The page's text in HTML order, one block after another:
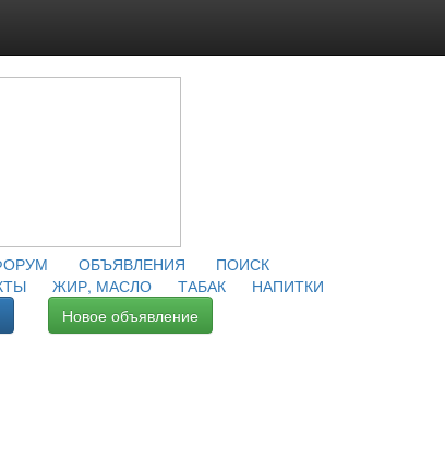
ОБЪЯВЛЕНИЯ
ПОИСК
ЖИР, МАСЛО ТАБАК
НАПИТКИ
Новое объявление